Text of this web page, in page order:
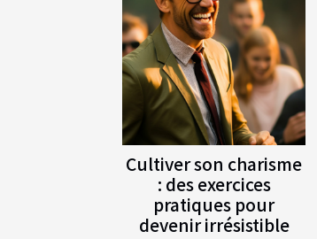
Cultiver son charisme
: des exercices
pratiques pour
devenir irrésistible